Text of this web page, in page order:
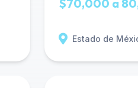
$70,000 a
Estado de